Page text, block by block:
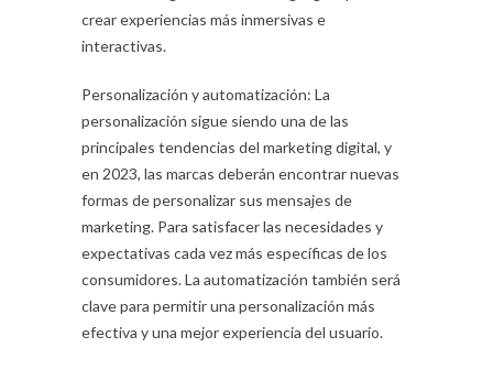
crear experiencias más inmersivas e
interactivas.
Personalización y automatización: La
personalización sigue siendo una de las
principales tendencias del marketing digital, y
en 2023, las marcas deberán encontrar nuevas
formas de personalizar sus mensajes de
marketing. Para satisfacer las necesidades y
expectativas cada vez más específicas de los
consumidores. La automatización también será
clave para permitir una personalización más
efectiva y una mejor experiencia del usuario.